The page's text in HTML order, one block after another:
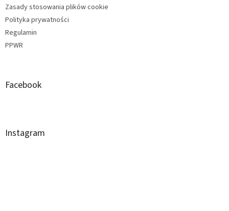
Zasady stosowania plików cookie
Polityka prywatności
Regulamin
PPWR
Facebook
Instagram